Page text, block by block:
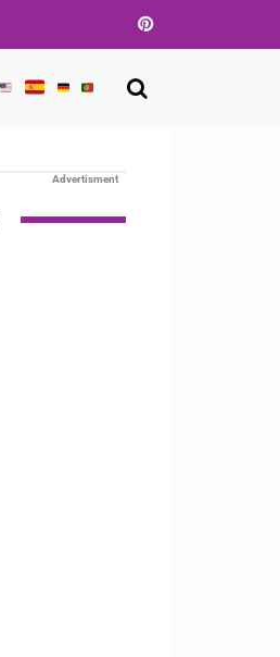
Pinterest
Advertisment